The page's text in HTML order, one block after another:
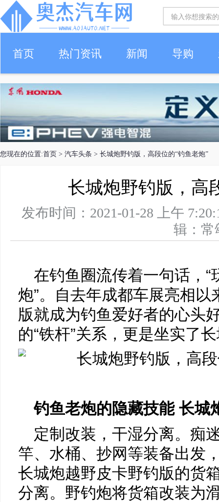
首页 热门资讯 新闻 导购
您现在的位置:首页 > 汽车头条 > 长城炮野钓版，高段位的“钓鱼老炮”
长城炮野钓版，高
发布时间：2021-01-28 上午
辑：
在钓鱼圈流传着一句话，
炮”。自去年成都车展亮相
版就成为钓鱼爱好者的心头
的“铁杆”关系，更是坐实了
钓鱼老炮的隐藏技能 长城
定制改装，干湿分离。痴
竿、水桶、抄网等装备出发
长城炮越野皮卡野钓版的货
分离。野钓炮将货箱改装为